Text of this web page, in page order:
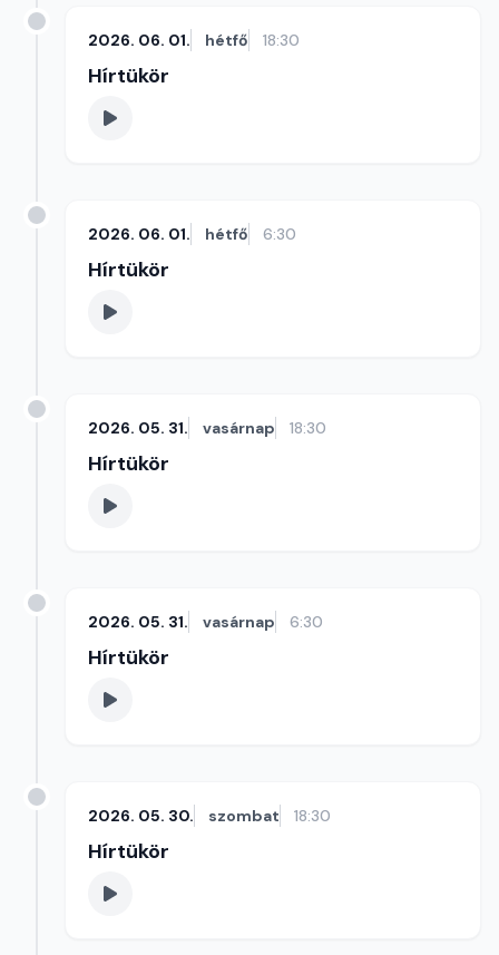
2026. 06. 01. hétfő 18:30
Hírtükör
2026. 06. 01. hétfő 6:30
Hírtükör
2026. 05. 31. vasárnap 18:30
Hírtükör
2026. 05. 31. vasárnap 6:30
Hírtükör
2026. 05. 30. szombat 18:30
Hírtükör